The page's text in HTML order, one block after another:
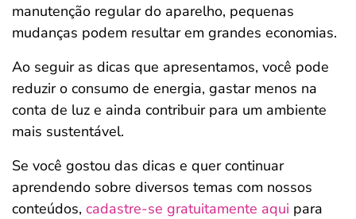
manutenção regular do aparelho, pequenas
mudanças podem resultar em grandes economias.
Ao seguir as dicas que apresentamos, você pode
reduzir o consumo de energia, gastar menos na
conta de luz e ainda contribuir para um ambiente
mais sustentável.
Se você gostou das dicas e quer continuar
aprendendo sobre diversos temas com nossos
conteúdos, cadastre-se gratuitamente aqui para